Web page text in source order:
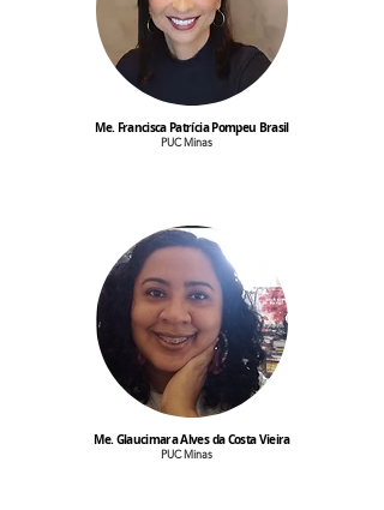
Me. Francisca Patrícia Pompeu Brasil
PUC Minas
Me. Glaucimara Alves da Costa Vieira
PUC Minas